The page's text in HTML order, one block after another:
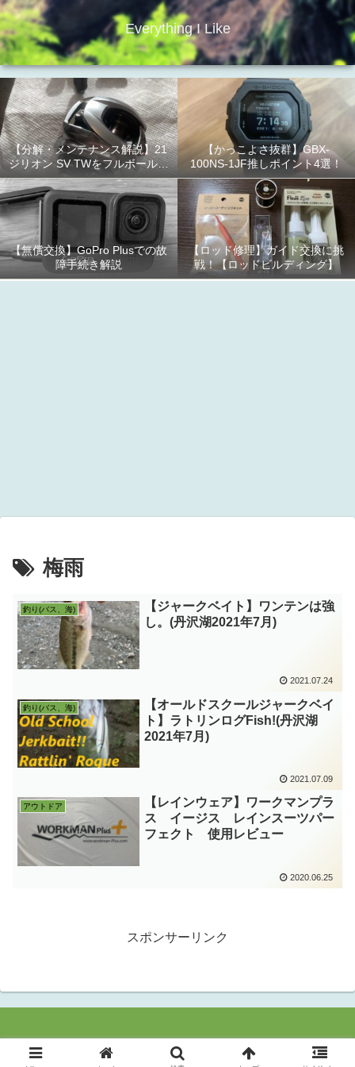
Everything I Like
【分解・メンテナンス解説】21
ジリオン SV TWをフルボールベ
アリング化！
【かっこよさ抜群】GBX-
100NS-1JF推しポイント4選！
【無償交換】GoPro Plusでの故
障手続き解説
【ロッド修理】ガイド交換に挑
戦！【ロッドビルディング】
梅雨
釣り(バス、海)
【ジャークベイト】ワンテンは強
し。(丹沢湖2021年7月)
2021.07.24
釣り(バス、海)
【オールドスクールジャークベイ
ト】ラトリンログFish!(丹沢湖
2021年7月)
2021.07.09
アウトドア
【レインウェア】ワークマンプラ
ス イージス レインスーツパー
フェクト 使用レビュー
2020.06.25
スポンサーリンク
© 2020 Everything I Like.